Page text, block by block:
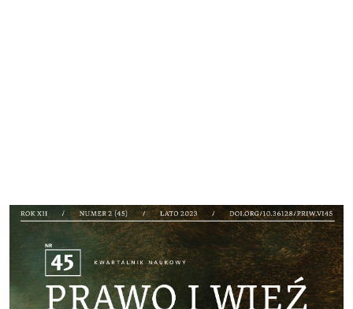
Cover image